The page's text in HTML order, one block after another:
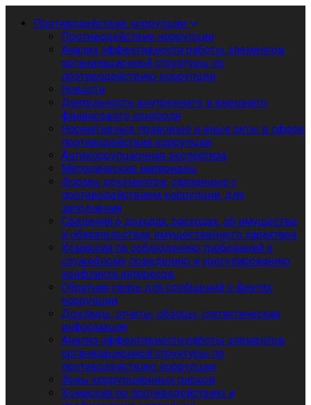
Противодействие коррупции
Противодействие коррупции
Анализ эффективности работы элементов
организационной структуры по
противодействию коррупции
Новости
Деятельность внутреннего и внешнего
финансового контроля
Нормативные правовые и иные акты в сфере
противодействия коррупции
Антикоррупционная экспертиза
Методические материалы
Формы документов, связанные с
противодействием коррупции, для
заполнения
Сведения о доходах, расходах, об имуществе
и обязательствах имущественного характера
Комиссия по соблюдению требований к
служебному поведению и урегулированию
конфликта интересов
Обратная связь для сообщений о фактах
коррупции
Доклады, отчеты, обзоры, статистическая
информация
Анализ эффективности работы элементов
организационной структуры по
противодействию коррупции
Зоны коррупционных рисков
Комиссия по противодействию и